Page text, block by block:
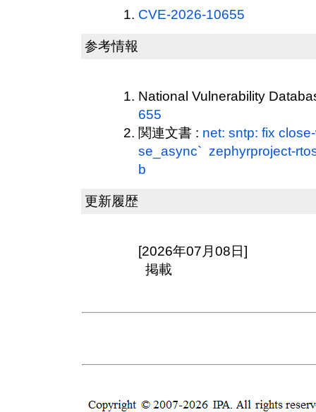
CVE-2026-10655
参考情報
National Vulnerability
655
関連文書 : net: sntp: fix
se_async` zephyrproject-
b
更新履歴
[2026年07月08日]
掲載